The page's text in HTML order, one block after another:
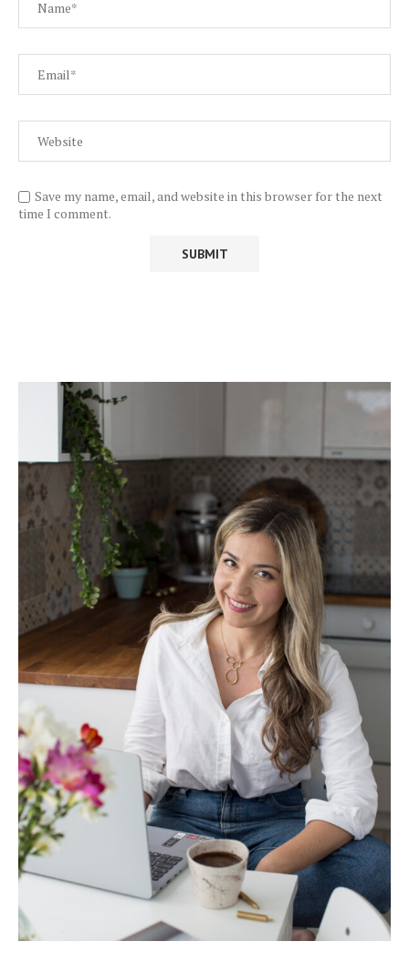
Save my name, email, and website in this browser for the next
time I comment.